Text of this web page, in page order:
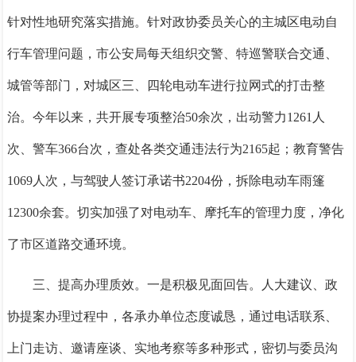
针对性地研究落实措施。针对政协委员关心的主城区电动自
行车管理问题，市公安局每天组织交警、特巡警联合交通、
城管等部门，对城区三、四轮电动车进行拉网式的打击整
治。今年以来，共开展专项整治50余次，出动警力1261人
次、警车366台次，查处各类交通违法行为2165起；教育警告
1069人次，与驾驶人签订承诺书2204份，拆除电动车雨篷
12300余套。切实加强了对电动车、摩托车的管理力度，净化
了市区道路交通环境。
三、提高办理质效。一是积极见面回告。 人大建议、政
协提案办理过程中，各承办单位态度诚恳，通过电话联系、
上门走访、邀请座谈、实地考察等多种形式，密切与委员沟